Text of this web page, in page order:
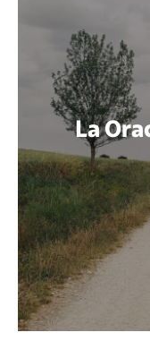
La